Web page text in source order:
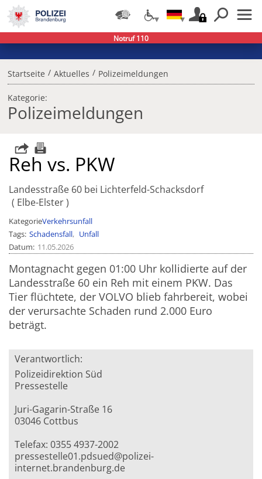
Startseite / Aktuelles / Polizeimeldungen
Kategorie:
Polizeimeldungen
Reh vs. PKW
Landesstraße 60 bei Lichterfeld-Schacksdorf
Elbe-Elster
KategorieVerkehrsunfall
Tags Schadensfall
Unfall
Datum 11.05.2026
Montagnacht gegen 01:00 Uhr kollidierte auf der
Landesstraße 60 ein Reh mit einem PKW. Das
Tier flüchtete, der VOLVO blieb fahrbereit, wobei
der verursachte Schaden rund 2.000 Euro
beträgt.
Verantwortlich:
Polizeidirektion Süd
Pressestelle
Juri-Gagarin-Straße 16
03046 Cottbus
Telefax: 0355 4937-2002
pressestelle01.pdsued@polizei-
internet.brandenburg.de
Notruf 110